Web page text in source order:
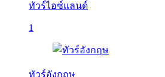
ทัวร์ไอซ์แลนด์
1
ทัวร์อังกฤษ